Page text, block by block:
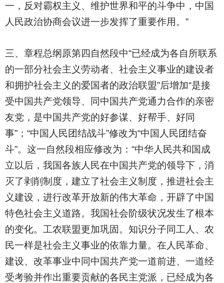
一，反对霸权主义、维护世界和平的斗争中，中国
人民政治协商会议进一步发挥了重要作用。”
三、章程总纲原第四自然段中“已经成为各自所联系
的一部分社会主义劳动者、社会主义事业的建设者
和拥护社会主义的爱国者的政治联盟”后增加“是接
受中国共产党领导、同中国共产党通力合作的亲密
友党，是中国共产党的好参谋、好帮手、好同
事”；“中国人民团结战斗”修改为“中国人民团结奋
斗”。这一自然段相应修改为：“中华人民共和国成
立以后，我国各族人民在中国共产党的领导下，消
灭了剥削制度，建立了社会主义制度，推进社会主
义建设，进行改革开放新的伟大革命，开辟了中国
特色社会主义道路。我国社会阶级状况发生了根本
的变化。工农联盟更加巩固。知识分子同工人、农
民一样是社会主义事业的依靠力量。在人民革命、
建设、改革事业中同中国共产党一道前进、一道经
受考验并作出重要贡献的各民主党派，已经成为各